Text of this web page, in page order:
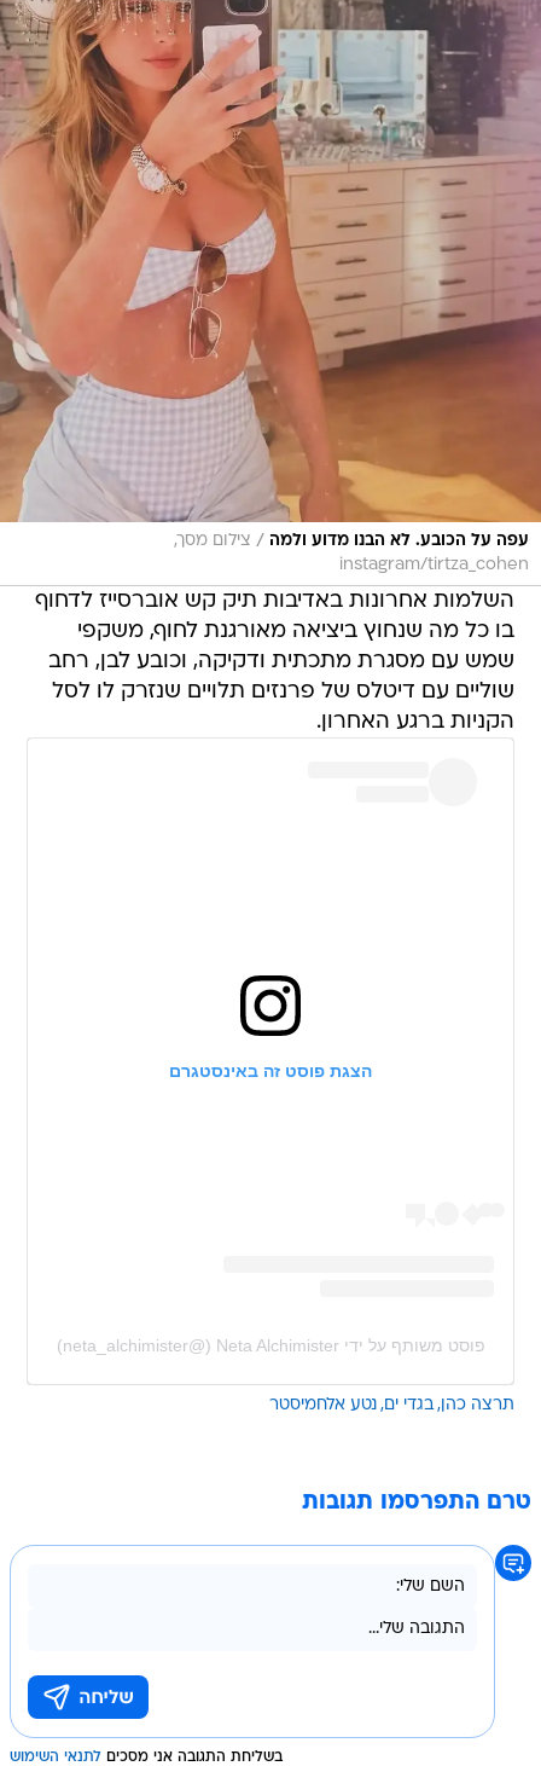
עפה על הכובע. לא הבנו מדוע ולמה / צילום מסך,
instagram/tirtza_cohen
השלמות אחרונות באדיבות תיק קש אוברסייז לדחוף
בו כל מה שנחוץ ביציאה מאורגנת לחוף, משקפי
שמש עם מסגרת מתכתית ודקיקה, וכובע לבן, רחב
שוליים עם דיטלס של פרנזים תלויים שנזרק לו לסל
הקניות ברגע האחרון.
הצגת פוסט זה באינסטגרם
פוסט משותף על ידי ‏‎Neta Alchimister‎‏ (@‏‎neta_alchimister‎‏)
תרצה כהן בגדי ים נטע אלחמיסטר
טרם התפרסמו תגובות
בשליחת התגובה אני מסכים לתנאי השימוש